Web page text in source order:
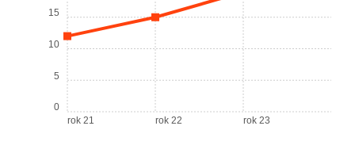
rok 21 rok 22 rok 23
0
5
10
15